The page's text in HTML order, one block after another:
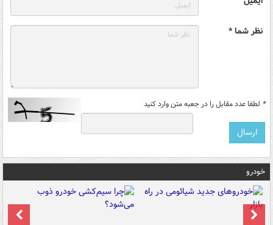
نظر شما *
* لطفا عدد مقابل را در جعبه متن وارد کنید
خودرو